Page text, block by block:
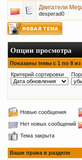
Двигатели
desperad0
Опции просмотра
Показаны темы с 1 по 8 из
Критерий сортировки
Новые сообщения
Нет новых сообщений
Тема закрыта
Ваши права в разделе